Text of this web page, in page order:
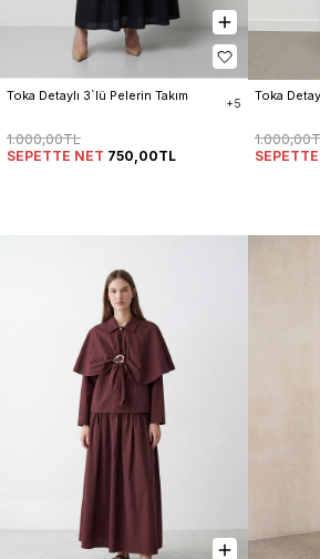
Toka Detaylı 3`lü Pelerin Takım
+5
1.000,00TL
SEPETTE NET 750,00TL
Toka